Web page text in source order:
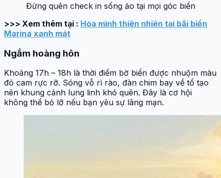
Đừng quên check in sống ảo tại mọi góc biển
>>> Xem thêm tại : Hòa mình thiên nhiên tại bãi biển
Marina xanh mát
Ngắm hoàng hôn
Khoảng 17h – 18h là thời điểm bờ biển được nhuộm màu
đỏ cam rực rỡ. Sóng vỗ rì rào, đàn chim bay về tổ tạo
nên khung cảnh lung linh khó quên. Đây là cơ hội
không thể bỏ lỡ nếu bạn yêu sự lãng mạn.